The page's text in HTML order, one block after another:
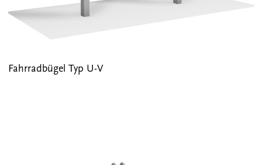
Fahrradbügel Typ U-V